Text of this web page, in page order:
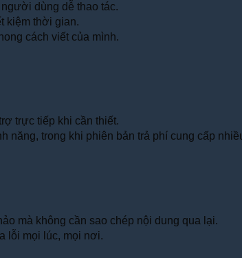
dùng dễ thao tác.
kiệm thời gian.
cách viết của mình.
trực tiếp khi cần thiết.
năng, trong khi phiên bản trả phí cung cấp
mà không cần sao chép nội dung qua lại.
lỗi mọi lúc, mọi nơi.